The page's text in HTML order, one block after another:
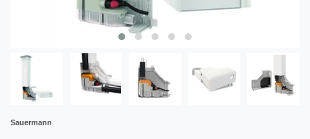
Sauermann